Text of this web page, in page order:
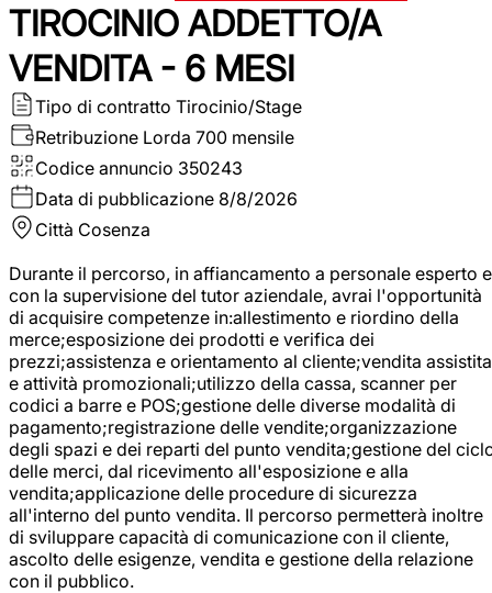
TIROCINIO ADDETTO/A
VENDITA - 6 MESI
Tipo di contratto Tirocinio/Stage
Retribuzione Lorda 700 mensile
Codice annuncio 350243
Data di pubblicazione 8/8/2026
Città Cosenza
Durante il percorso, in affiancamento a personale esperto e
con la supervisione del tutor aziendale, avrai l'opportunità
di acquisire competenze in:allestimento e riordino della
merce;esposizione dei prodotti e verifica dei
prezzi;assistenza e orientamento al cliente;vendita assistita
e attività promozionali;utilizzo della cassa, scanner per
codici a barre e POS;gestione delle diverse modalità di
pagamento;registrazione delle vendite;organizzazione
degli spazi e dei reparti del punto vendita;gestione del
delle merci, dal ricevimento all'esposizione e alla
vendita;applicazione delle procedure di sicurezza
all'interno del punto vendita. Il percorso permetterà inoltre
di sviluppare capacità di comunicazione con il cliente,
ascolto delle esigenze, vendita e gestione della relazione
con il pubblico.